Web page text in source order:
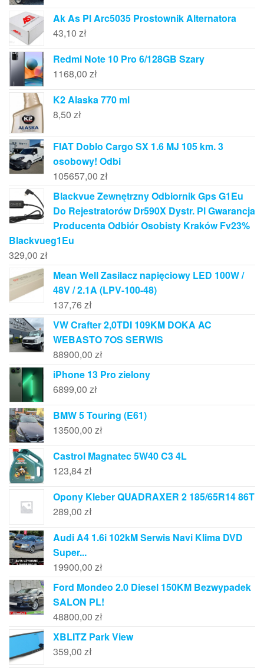
Ak As Pl Arc5035 Prostownik Alternatora
43,10 zł
Redmi Note 10 Pro 6/128GB Szary
1168,00 zł
K2 Alaska 770 ml
8,50 zł
FIAT Doblo Cargo SX 1.6 MJ 105 km. 3
osobowy! Odbi
105657,00 zł
Blackvue Zewnętrzny Odbiornik Gps G1Eu
Do Rejestratorów Dr590X Dystr. Pl Gwarancja
Producenta Odbiór Osobisty Kraków Fv23%
Blackvueg1Eu
329,00 zł
Mean Well Zasilacz napięciowy LED 100W /
48V / 2.1A (LPV-100-48)
137,76 zł
VW Crafter 2,0TDI 109KM DOKA AC
WEBASTO 7OS SERWIS
88900,00 zł
iPhone 13 Pro zielony
6899,00 zł
BMW 5 Touring (E61)
13500,00 zł
Castrol Magnatec 5W40 C3 4L
123,84zł
Opony Kleber QUADRAXER 2 185/65R14 86T
289,00 zł
Audi A4 1.6i 102kM Serwis Navi Klima DVD
Super...
19900,00 zł
Ford Mondeo 2.0 Diesel 150KM Bezwypadek
SALON PL!
48800,00 zł
XBLITZ Park View
359,00 zł